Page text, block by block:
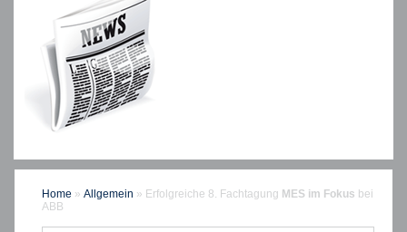
Home » Allgemein » Erfolgreiche 8. Fachtagung MES im Fokus bei
ABB